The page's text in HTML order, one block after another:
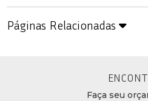
Páginas Relacionadas
Faça seu